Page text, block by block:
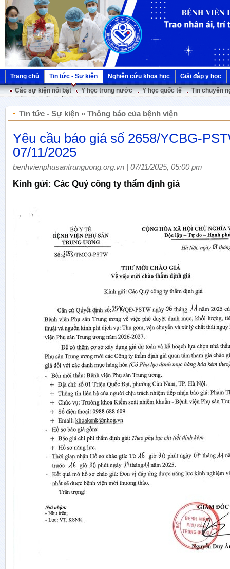
Trang chủ Tin tức - Sự kiện Nghiên cứu khoa học
Giải đáp y học
Các sự kiện nổi bật
Y học trong nước Y học quốc tế
Tin chuyên
Tin tức - Sự kiện » Thông báo của bệnh viện
Yêu cầu báo giá số 2658/YCBG-
07/11/2025
benhvienphusantrunguong.org.vn | 07/11/2025, 05:00 pm
Kính gửi: Các Quý công ty thẩm định giá